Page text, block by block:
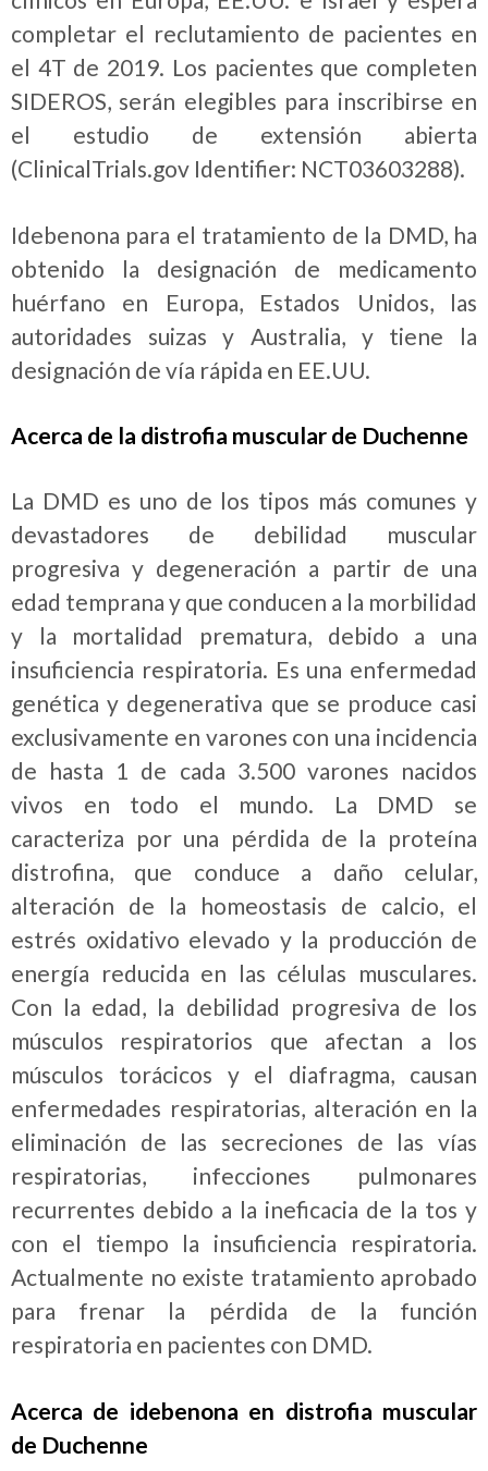
completar el reclutamiento de pacientes en
el 4T de 2019. Los pacientes que completen
SIDEROS, serán elegibles para inscribirse en
el estudio de extensión abierta
(ClinicalTrials.gov Identifier: NCT03603288).
Idebenona para el tratamiento de la DMD, ha
obtenido la designación de medicamento
huérfano en Europa, Estados Unidos, las
autoridades suizas y Australia, y tiene la
designación de vía rápida en EE.UU.
Acerca de la distrofia muscular de Duchenne
La DMD es uno de los tipos más comunes y
devastadores de debilidad muscular
progresiva y degeneración a partir de una
edad temprana y que conducen a la morbilidad
y la mortalidad prematura, debido a una
insuficiencia respiratoria. Es una enfermedad
genética y degenerativa que se produce casi
exclusivamente en varones con una incidencia
de hasta 1 de cada 3.500 varones nacidos
vivos en todo el mundo. La DMD se
caracteriza por una pérdida de la proteína
distrofina, que conduce a daño celular,
alteración de la homeostasis de calcio, el
estrés oxidativo elevado y la producción de
energía reducida en las células musculares.
Con la edad, la debilidad progresiva de los
músculos respiratorios que afectan a los
músculos torácicos y el diafragma, causan
enfermedades respiratorias, alteración en la
eliminación de las secreciones de las vías
respiratorias, infecciones pulmonares
recurrentes debido a la ineficacia de la tos y
con el tiempo la insuficiencia respiratoria.
Actualmente no existe tratamiento aprobado
para frenar la pérdida de la función
respiratoria en pacientes con DMD.
Acerca de idebenona en distrofia muscular
de Duchenne